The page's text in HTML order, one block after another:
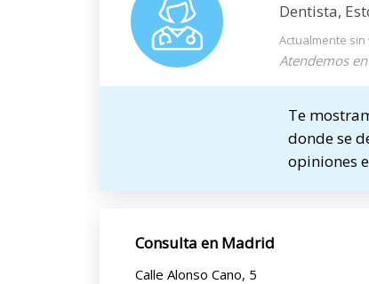
Dentista,
Actualmente
Atendemos
Te
donde se
opiniones
Consulta en Madrid
Calle Alonso Cano, 5